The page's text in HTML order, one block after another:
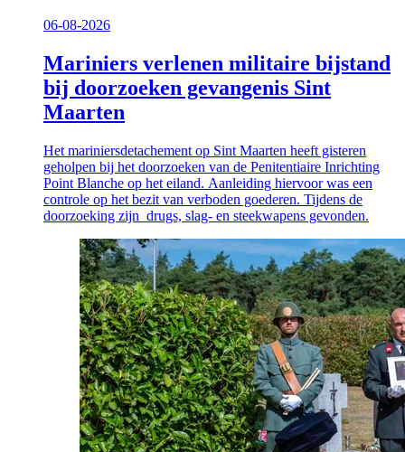
06-08-2026
Mariniers verlenen militaire bijstand
bij doorzoeken gevangenis Sint
Maarten
Het mariniersdetachement op Sint Maarten heeft gisteren
geholpen bij het doorzoeken van de Penitentiaire Inrichting
Point Blanche op het eiland. Aanleiding hiervoor was een
controle op het bezit van verboden goederen. Tijdens de
doorzoeking zijn drugs, slag- en steekwapens gevonden.